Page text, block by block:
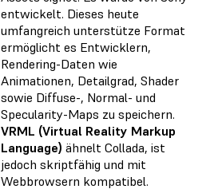
entwickelt. Dieses heute
umfangreich unterstütze Format
ermöglicht es Entwicklern,
Rendering-Daten wie
Animationen, Detailgrad, Shader
sowie Diffuse-, Normal- und
Specularity-Maps zu speichern.
VRML (Virtual Reality Markup
Language) ähnelt Collada, ist
jedoch skriptfähig und mit
Webbrowsern kompatibel.